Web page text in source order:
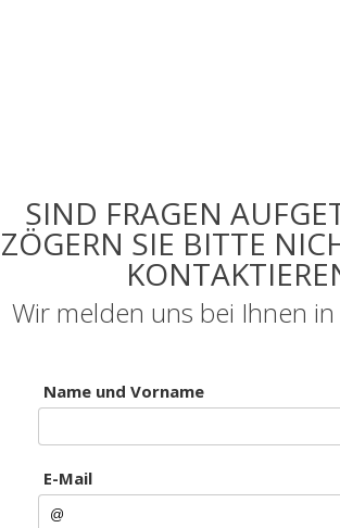
SIND FRAGEN
ZÖGERN SIE BITTE
Wir melden uns bei Ihnen
Name und Vorname
E-Mail